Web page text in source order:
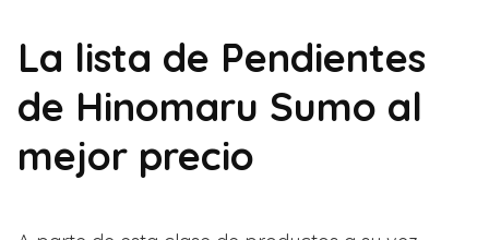
La lista de Pendientes
de Hinomaru Sumo al
mejor precio